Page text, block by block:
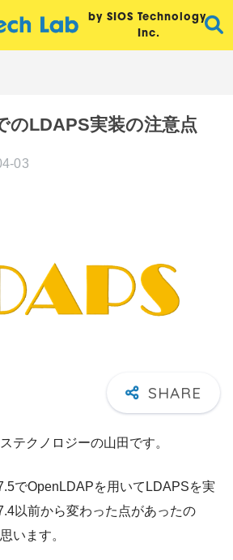
by SIOS Technology,
Inc.
のLDAPS実装の注意点
03
テクノロジーの山田です。
でOpenLDAPを用いてLDAPSを実
以前から変わった点があったの
います。